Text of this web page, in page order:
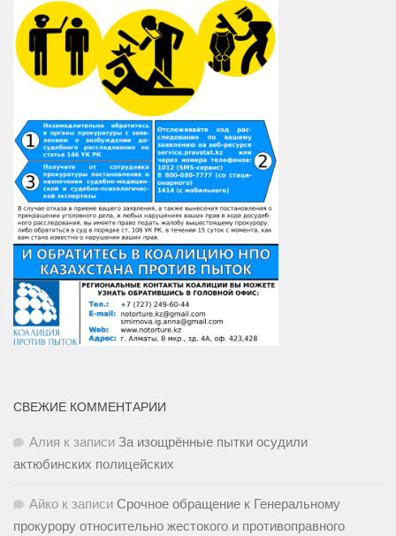
СВЕЖИЕ КОММЕНТАРИИ
Алия к записи За изощрённые пытки осудили
актюбинских полицейских
Айко к записи Срочное обращение к Генеральному
прокурору относительно жестокого и противоправного